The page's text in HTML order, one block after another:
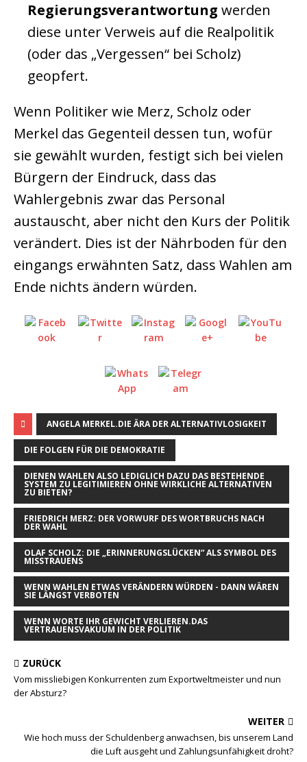
Regierungsverantwortung werden
diese unter Verweis auf die Realpolitik
(oder das „Vergessen“ bei Scholz)
geopfert.
Wenn Politiker wie Merz, Scholz oder
Merkel das Gegenteil dessen tun, wofür
sie gewählt wurden, festigt sich bei vielen
Bürgern der Eindruck, dass das
Wahlergebnis zwar das Personal
austauscht, aber nicht den Kurs der Politik
verändert. Dies ist der Nährboden für den
eingangs erwähnten Satz, dass Wahlen am
Ende nichts ändern würden.
ANGELA MERKEL.DIE ÄRA DER ALTERNATIVLOSIGKEIT
DIE FOLGEN FÜR DIE DEMOKRATIE
DIENEN WAHLEN ALSO LEDIGLICH DAZU DAS BESTEHENDE
SYSTEM ZU LEGITIMIEREN OHNE WIRKLICHE ALTERNATIVEN
ZU BIETEN?
FRIEDRICH MERZ: DER VORWURF DES WORTBRUCHS NACH
DER WAHL
OLAF SCHOLZ: DIE „ERINNERUNGSLÜCKEN“ ALS SYMBOL DES
MISSTRAUENS
WENN WAHLEN ETWAS VERÄNDERN WÜRDEN - DANN WÄREN
SIE LÄNGST VERBOTEN
WENN WORTE IHR GEWICHT VERLIEREN.DAS
VERTRAUENSVAKUUM IN DER POLITIK
ZURÜCK
Vom missliebigen Konkurrenten zum Exportweltmeister und nun
der Absturz?
WEITER
Wie hoch muss der Schuldenberg anwachsen, bis unserem Land
die Luft ausgeht und Zahlungsunfähigkeit droht?